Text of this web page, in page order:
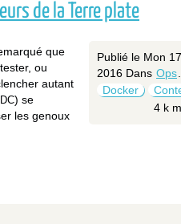
de la Terre plate
Publié le Mon
2016 Dans Ops
Docker
4 k
que
ou
autant
) se
les genoux